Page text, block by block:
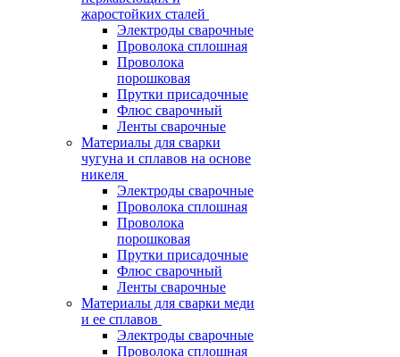
жаростойких сталей
Электроды сварочные
Проволока сплошная
Проволока
порошковая
Прутки присадочные
Флюс сварочный
Ленты сварочные
Материалы для сварки
чугуна и сплавов на основе
никеля
Электроды сварочные
Проволока сплошная
Проволока
порошковая
Прутки присадочные
Флюс сварочный
Ленты сварочные
Материалы для сварки меди
и ее сплавов
Электроды сварочные
Проволока сплошная